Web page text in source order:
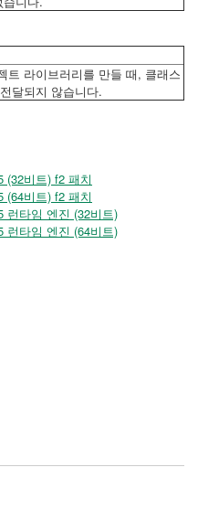
트 라이브러리를 만들 때, 클래스
달되지 않습니다.
(32비트) f2 패치
(64비트) f2 패치
런타임 엔진 (32비트)
런타임 엔진 (64비트)